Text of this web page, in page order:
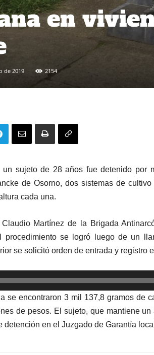
en
de 2019 2154
un sujeto de 28 años fue detenido por
de Osorno, dos sistemas de
cada una.
Martínez de la Brigada
procedimiento se logró luego de un
se solicitó orden de entrada y registro
se encontraron 3 mil 137,8 gramos de
de pesos. El sujeto, que mantiene
detención en el Juzgado de Garantía